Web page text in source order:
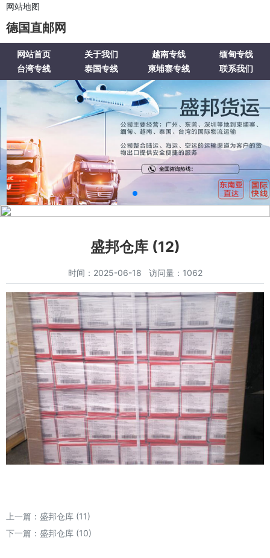
网站地图
德国直邮网
网站首页 关于我们 越南专线
缅甸专线
台湾专线
泰国专线 柬埔寨专线 联系我们
盛邦仓库 (12)
时间：2025-06-18 访问量：1062
上一篇： 盛邦仓库 (11)
下一篇： 盛邦仓库 (10)